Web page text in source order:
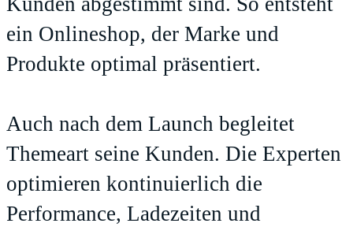
ein Onlineshop, der Marke und
Produkte optimal präsentiert.
Auch nach dem Launch begleitet
Themeart seine Kunden. Die Experten
optimieren kontinuierlich die
Performance, Ladezeiten und